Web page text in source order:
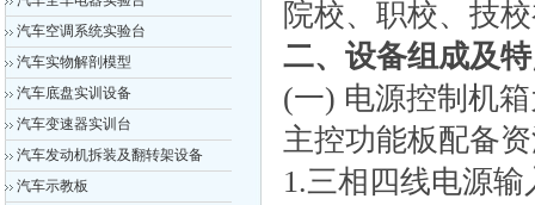
汽车空调系统实验台
汽车实物解剖模型
汽车底盘实训设备
汽车变速器实训台
汽车发动机拆装及翻转架设备
汽车示教板
院校、职校、技
二、设备组成及
(一) 电源控制机
主控功能板配备
1.三相四线电源